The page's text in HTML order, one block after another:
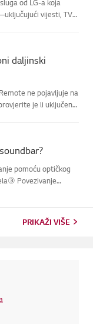
od LG-a koja
vijesti, TV
daljinski
ne pojavljuje na
je li uključena
pomoću optičkog
Povezivanje
PRIKAŽI VIŠE